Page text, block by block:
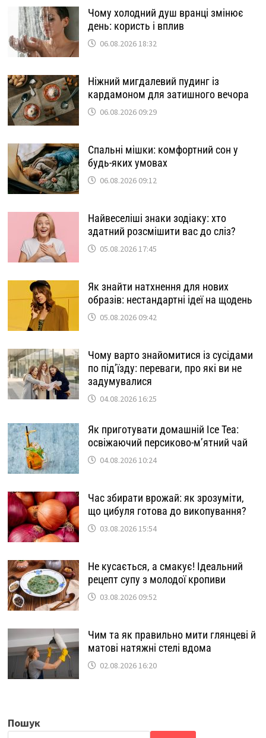
Чому холодний душ вранці змінює
день: користь і вплив
06.08.2026 18:32
Ніжний мигдалевий пудинг із
кардамоном для затишного вечора
06.08.2026 09:29
Спальні мішки: комфортний сон у
будь-яких умовах
06.08.2026 09:12
Найвеселіші знаки зодіаку: хто
здатний розсмішити вас до сліз?
05.08.2026 17:45
Як знайти натхнення для нових
образів: нестандартні ідеї на щодень
05.08.2026 09:42
Чому варто знайомитися із сусідами
по під’їзду: переваги, про які ви не
задумувалися
04.08.2026 16:25
Як приготувати домашній Ice Tea:
освіжаючий персиково-м’ятний чай
04.08.2026 10:24
Час збирати врожай: як зрозуміти,
що цибуля готова до викопування?
03.08.2026 15:54
Не кусається, а смакує! Ідеальний
рецепт супу з молодої кропиви
03.08.2026 09:52
Чим та як правильно мити глянцеві й
матові натяжні стелі вдома
02.08.2026 16:20
Пошук